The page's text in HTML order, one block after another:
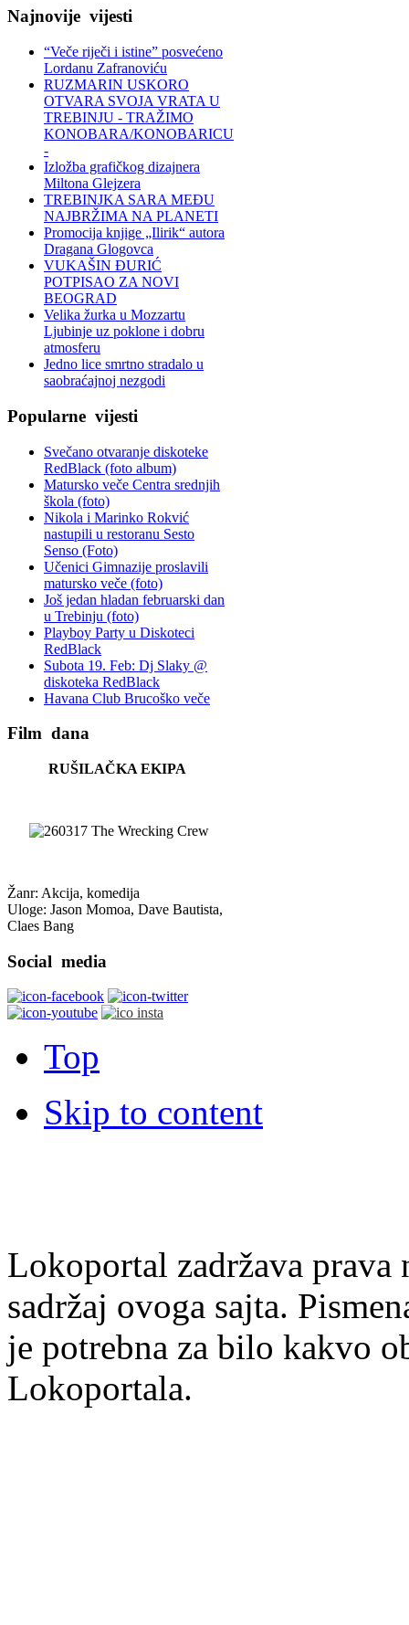
Najnovije vijesti
“Veče riječi i istine” posvećeno
Lordanu Zafranoviću
RUZMARIN USKORO
OTVARA SVOJA VRATA U
TREBINJU - TRAŽIMO
KONOBARA/KONOBARICU
-
Izložba grafičkog dizajnera
Miltona Glejzera
TREBINЈKA SARA MEĐU
NAJBRŽIMA NA PLANETI
Promocija knjige „Ilirik“ autora
Dragana Glogovca
VUKAŠIN ĐURIĆ
POTPISAO ZA NOVI
BEOGRAD
Velika žurka u Mozzartu
Ljubinje uz poklone i dobru
atmosferu
Jedno lice smrtno stradalo u
saobraćajnoj nezgodi
Popularne vijesti
Svečano otvaranje diskoteke
RedBlack (foto album)
Matursko veče Centra srednjih
škola (foto)
Nikola i Marinko Rokvić
nastupili u restoranu Sesto
Senso (Foto)
Učenici Gimnazije proslavili
matursko veče (foto)
Još jedan hladan februarski dan
u Trebinju (foto)
Playboy Party u Diskoteci
RedBlack
Subota 19. Feb: Dj Slaky @
diskoteka RedBlack
Havana Club Brucoško veče
Film dana
RUŠILAČKA EKIPA
Žanr: Akcija, komedija
Uloge: Jason Momoa, Dave Bautista,
Claes Bang
Social media
Top
Skip to content
Lokoportal zadržava
sadržaj ovoga sajta.
je potrebna za bilo kakvo
Lokoportala.